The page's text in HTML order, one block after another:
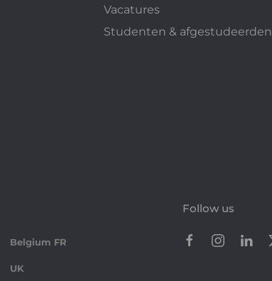
Vacatures
Studenten & afgestudeerden
Belgium FR
UK
Follow us